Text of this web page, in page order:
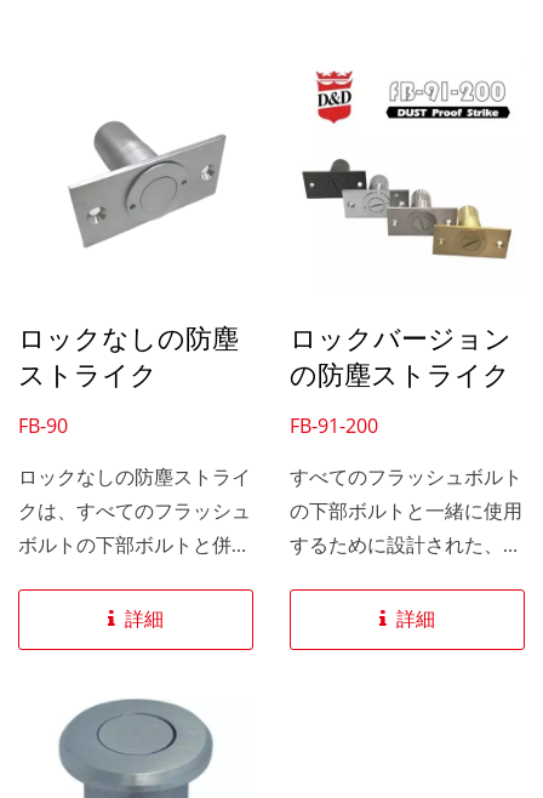
ロックなしの防塵
ストライク
FB-90
ロックなしの防塵ストライ
クは、すべてのフラッシュ
ボルトの下部ボルトと併用
す。 防塵ストライクは、
仕上げられた床の上部とほ
詳細
ロックバージョン
の防塵ストライク
FB-91-200
すべてのフラッシュボルト
の下部ボルトと一緒に使用
するために設計された、ロ
ク。 防塵ストライクは、
仕上げられた床の上部とほ
詳細